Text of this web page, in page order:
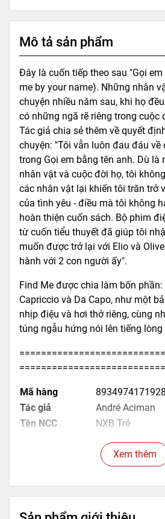
Mô tả sản phẩm
Đây là cuốn tiếp theo sau "Gọi em
me by your name). Những nhân
chuyện nhiều năm sau, khi họ
có những ngã rẽ riêng trong cuộc
Tác giả chia sẻ thêm về quyết
chuyện: "Tôi vẫn luôn đau đáu về
trong Gọi em bằng tên anh. Dù là
nhân vật và cuộc đời họ, tôi
các nhân vật lại khiến tôi trăn trở
của tình yêu - điều mà tôi không
hoàn thiện cuốn sách. Bộ phim
từ cuốn tiểu thuyết đã giúp tôi
muốn được trở lại với Elio và
hành với 2 con người ấy".
Find Me được chia làm bốn phần:
Capriccio và Da Capo, như một
nhịp điệu và hơi thở riêng, cùng
túng ngẫu hứng nói lên tiếng
Mã hàng
8934974171928
Tác giả
André Aciman
Tên NCC
NXB Trẻ
20 x 13 cm
350gr
Số trang
332
Xem thêm